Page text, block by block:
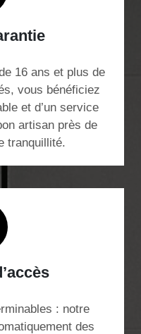
16 ans et plus de
vous bénéficiez
et d’un service
artisan près de
tranquillité.
: notre
des